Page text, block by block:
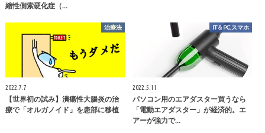
縮性側索硬化症（…
治療法
2022.7.7
【世界初の試み】潰瘍性大腸炎の治
療で「オルガノイド」を患部に移植
IT＆PC,スマホ
2022.5.11
パソコン用のエアダスター買うなら
「電動エアダスター」が経済的。エ
アーが強力で…